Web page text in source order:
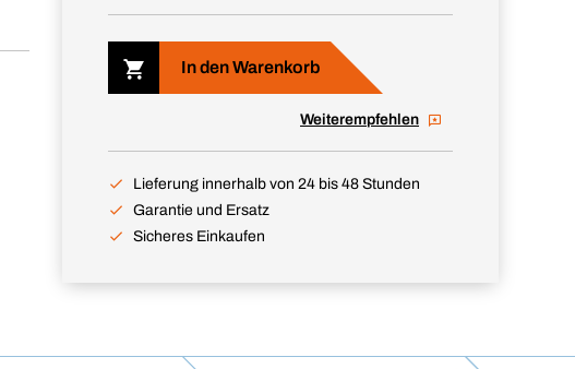
In den Warenkorb
Weiterempfehlen
Lieferung innerhalb von 24 bis 48 Stunden
Garantie und Ersatz
Sicheres Einkaufen